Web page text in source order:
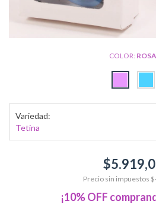
COLOR: ROSA
Variedad:
Tetina
Precio sin impuestos
¡10% OFF